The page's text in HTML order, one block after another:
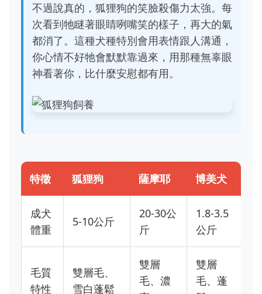
不過說真的，狐狸狗的笑臉殺傷力太強。每
次看到牠瞇著眼睛咧嘴笑的樣子，再大的氣
都消了。這種犬種特別會用表情跟人溝通，
你心情不好牠會默默靠過來，用那種無辜眼
神看著你，比什麼安慰都有用。
特徵 狐狸狗 薩摩耶 博美犬
成犬
體重
5-10公斤
20-30公
斤
1.8-3.5
公斤
毛質
特性
雙層毛、
雪白蓬鬆
雙層
毛、濃
雙層
毛、蓬